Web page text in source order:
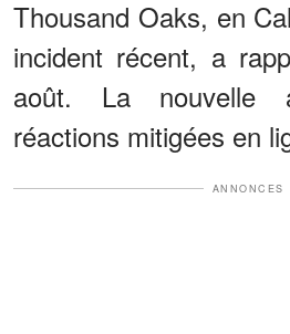
Thousand Oaks, en
incident récent, a
août. La nouvelle
réactions mitigées en
ANNONCES